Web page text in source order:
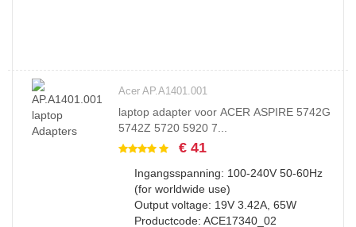
Acer AP.A1401.001
laptop adapter voor ACER ASPIRE 5742G
5742Z 5720 5920 7...
€ 41
Ingangsspanning: 100-240V 50-60Hz
(for worldwide use)
Output voltage: 19V 3.42A, 65W
Productcode: ACE17340_02